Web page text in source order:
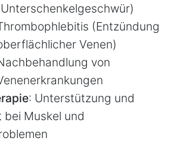
(Entzündung
Venen)
von
: Unterstützung und
bei Muskel und